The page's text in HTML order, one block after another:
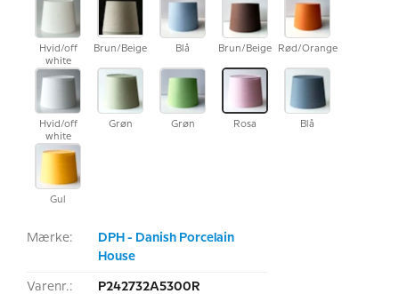
Mærke:
DPH - Danish Porcelain
House
Varenr.: P242732A5300R
Hvid/off
white
Brun/Beige Blå Brun/Beige Rød/Orange
Hvid/off
white
Grøn Grøn Rosa Blå
Gul